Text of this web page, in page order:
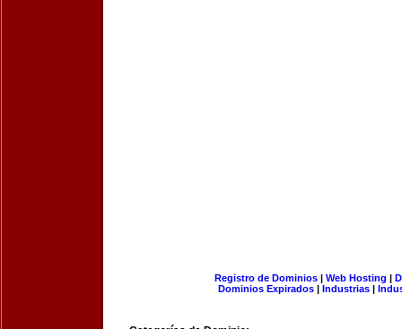
Registro de Dominios| Web Hosting |
Dominios Expirados | Industrias |